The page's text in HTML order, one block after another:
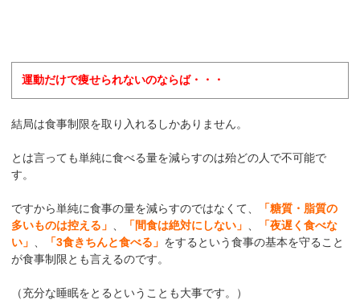
運動だけで痩せられないのならば・・・
結局は食事制限を取り入れるしかありません。
とは言っても単純に食べる量を減らすのは殆どの人で不可能で
す。
ですから単純に食事の量を減らすのではなくて、
「糖質・脂質の
多いものは控える」
「間食は絶対にしない」
「夜遅く食べな
い」
「3食きちんと食べる」 をするという食事の基本を守ること
が食事制限とも言えるのです。
（充分な睡眠をとるということも大事です。）